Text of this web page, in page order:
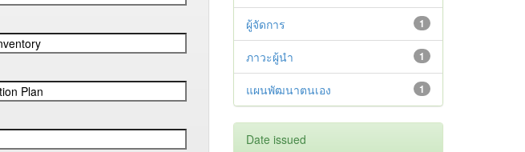
1
ผู้จัดการ
1
ภาวะผู้นำ
1
แผนพัฒนาตนเอง
Date issued